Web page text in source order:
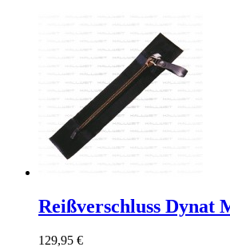
Reißverschluss Dynat
129,95 €